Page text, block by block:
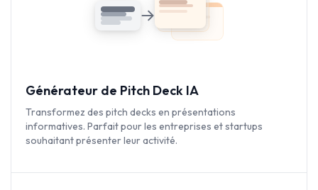
Générateur de Pitch Deck IA
Transformez des pitch decks en présentations
informatives. Parfait pour les entreprises et startups
souhaitant présenter leur activité.